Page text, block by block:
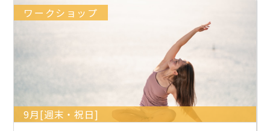
ワークショップ
9月[週末・祝日]